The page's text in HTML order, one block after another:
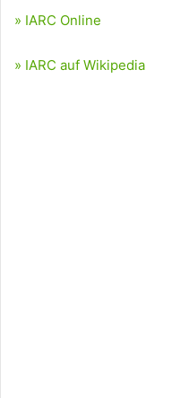
» IARC Online
» IARC auf Wikipedia